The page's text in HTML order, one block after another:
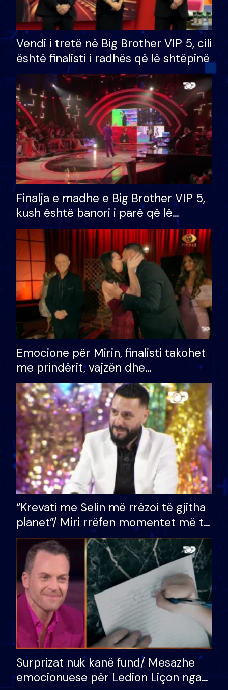
Vendi i tretë në Big Brother VIP 5, cili
është finalisti i radhës që lë shtëpinë
Finalja e madhe e Big Brother VIP 5,
kush është banori i parë që lë
shtëpinë dhe humb mundësinë për
të fituar çmimin e madh
Emocione për Mirin, finalisti takohet
me prindërit, vajzën dhe
bashkëshorten: S’kemi ndonjë letër
divorci apo jo?
“Krevati me Selin më rrëzoi të gjitha
planet”/ Miri rrëfen momentet më të
bukura në shtëpinë e BB VIP: Do më
mungojë zilja e mëngjesit kur…
Surprizat nuk kanë fund/ Mesazhe
emocionuese për Ledion Liçon nga